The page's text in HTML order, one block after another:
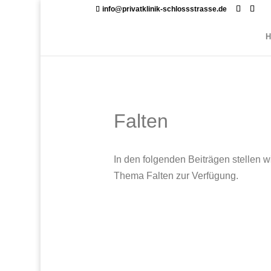
info@privatklinik-schlossstrasse.de
Falten
In den folgenden Beiträgen stellen
Thema Falten zur Verfügung.